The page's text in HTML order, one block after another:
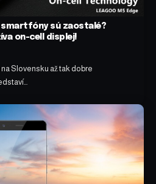
smartfóny sú zaostalé?
on-cell displej!
Slovensku až tak dobre